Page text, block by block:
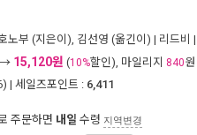
노부 (지은이), 김선영 (옮긴이) | 리드비
→ 15,120원 (10%할인), 마일리지 840원
) | 세일즈포인트 : 6,411
주문하면 내일 수령 지역변경